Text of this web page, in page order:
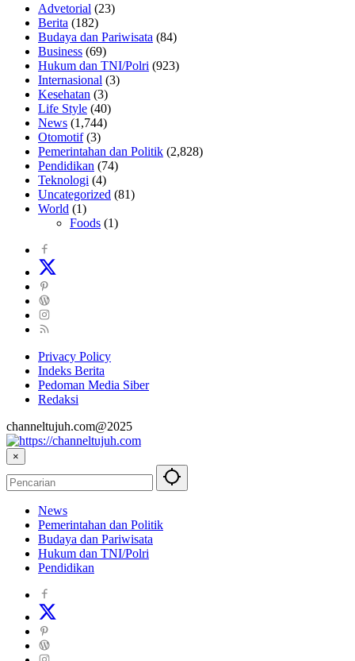
Advetorial (23)
Berita (182)
Budaya dan Pariwisata (84)
Business (69)
Hukum dan TNI/Polri (923)
Internasional (3)
Kesehatan (3)
Life Style (40)
News (1,744)
Otomotif(3)
Pemerintahan dan Politik (2,828)
Pendidikan (74)
Teknologi (4)
Uncategorized (81)
World (1)
Foods (1)
Privacy Policy
Indeks Berita
Pedoman Media Siber
Redaksi
channeltujuh.com@2025
×
News
Pemerintahan dan Politik
Budaya dan Pariwisata
Hukum dan TNI/Polri
Pendidikan